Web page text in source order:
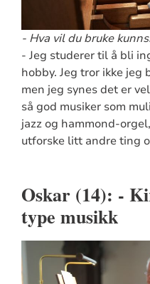
- Hva vil du bruke
- Jeg studerer til å bli
hobby. Jeg tror ikke
men jeg synes det er
så god musiker som
jazz og hammond-
utforske litt andre ting
Oskar (14): -
type musikk